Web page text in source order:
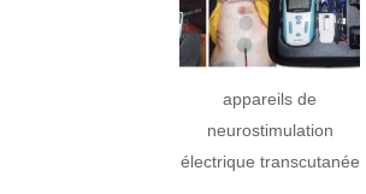
appareils de
neurostimulation
électrique transcutanée